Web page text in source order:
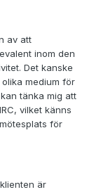
av att
inom den
Det kanske
medium för
tänka mig att
vilket känns
för
är